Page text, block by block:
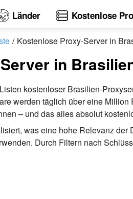
Länder Kostenlose
Kostenlose Proxy-Server in
in
kostenloser Brasilien-
werden täglich über eine
– und das alles absolut
was eine hohe Relevanz
Durch Filtern nach